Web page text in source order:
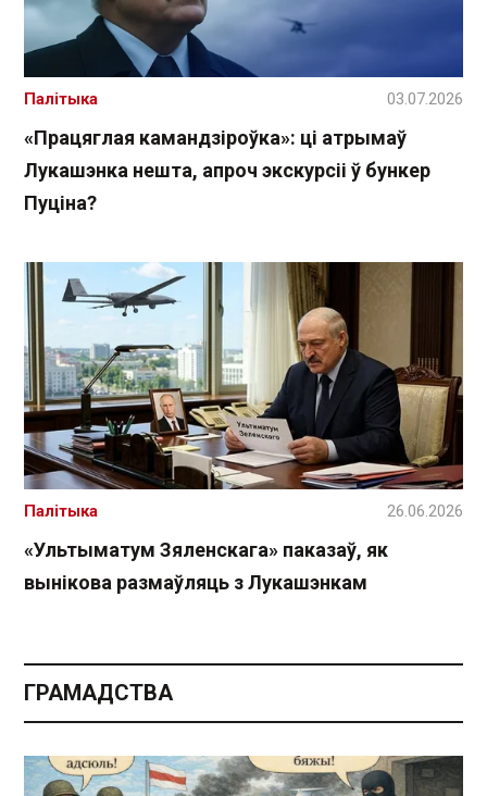
«Працяглая камандзіроўка»: ці атрымаў
Лукашэнка нешта, апроч экскурсіі ў бункер
Пуціна?
Палітыка 03.07.2026
«Ультыматум Зяленскага» паказаў, як
вынікова размаўляць з Лукашэнкам
Палітыка 26.06.2026
ГРАМАДСТВА